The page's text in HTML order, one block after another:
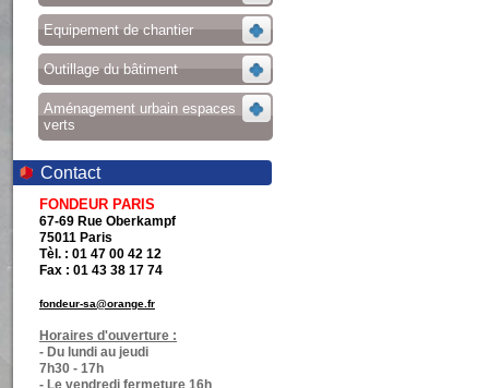
Equipement de chantier
Outillage du bâtiment
Aménagement urbain espaces
verts
Contact
FONDEUR PARIS
67-69 Rue Oberkampf
75011 Paris
Tèl. : 01 47 00 42 12
Fax : 01 43 38 17 74
fondeur-sa@orange.fr
Horaires d'ouverture :
- Du lundi au jeudi
7h30 - 17h
- Le vendredi fermeture 16h